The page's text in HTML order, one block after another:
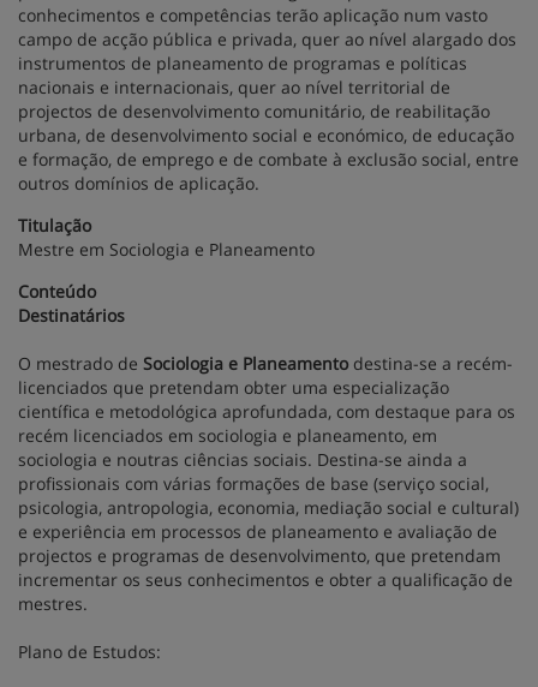
conhecimentos e competências terão aplicação num vasto
campo de acção pública e privada, quer ao nível alargado dos
instrumentos de planeamento de programas e políticas
nacionais e internacionais, quer ao nível territorial de
projectos de desenvolvimento comunitário, de reabilitação
urbana, de desenvolvimento social e económico, de educação
e formação, de emprego e de combate à exclusão social, entre
outros domínios de aplicação.
Titulação
Mestre em Sociologia e Planeamento
Conteúdo
Destinatários
O mestrado de Sociologia e Planeamento destina-se a recém-
licenciados que pretendam obter uma especialização
científica e metodológica aprofundada, com destaque para os
recém licenciados em sociologia e planeamento, em
sociologia e noutras ciências sociais. Destina-se ainda a
profissionais com várias formações de base (serviço social,
psicologia, antropologia, economia, mediação social e cultural)
e experiência em processos de planeamento e avaliação de
projectos e programas de desenvolvimento, que pretendam
incrementar os seus conhecimentos e obter a qualificação de
mestres.
Plano de Estudos: